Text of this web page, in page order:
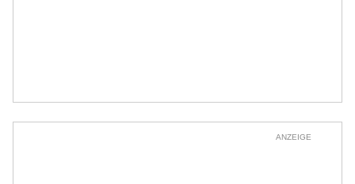
ANZEIGE